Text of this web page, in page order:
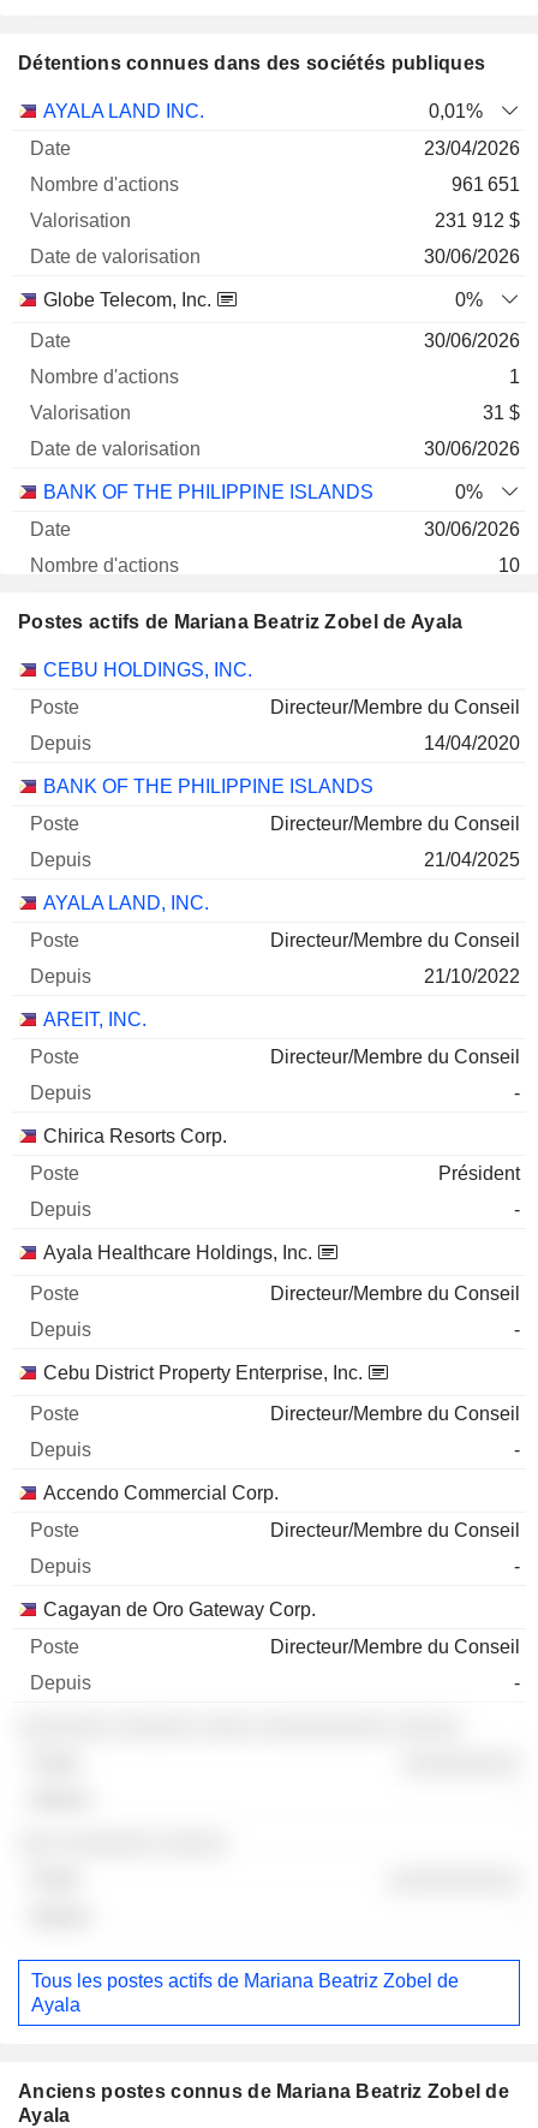
Détentions connues dans des sociétés publiques
Nombre
Date de
AYALA LAND INC.
0,01%
23/04/2026
961 651
231 912 $
30/06/2026
Globe Telecom, Inc.
0%
30/06/2026
1
31 $
30/06/2026
BANK OF THE PHILIPPINE ISLANDS
0%
30/06/2026
10
30/06/2026
AREIT INC.
23/04/2026
1
30/06/2026
Postes actifs de Mariana Beatriz Zobel de Ayala
Sociétés Poste Début
CEBU HOLDINGS, INC.
Directeur/Membre du Conseil
14/04/2020
BANK OF THE PHILIPPINE ISLANDS
Directeur/Membre du Conseil
21/04/2025
AYALA LAND, INC.
Directeur/Membre du Conseil
21/10/2022
AREIT, INC.
Directeur/Membre du Conseil
-
Chirica Resorts Corp.
Président
-
Ayala Healthcare Holdings, Inc.
Directeur/Membre du Conseil
-
Cebu District Property Enterprise, Inc.
Directeur/Membre du Conseil
-
Accendo Commercial Corp.
Directeur/Membre du Conseil
-
Cagayan de Oro Gateway Corp.
Directeur/Membre du Conseil
-
Tous les postes actifs de Mariana Beatriz Zobel de
Ayala
Anciens postes connus de Mariana Beatriz Zobel de
Ayala